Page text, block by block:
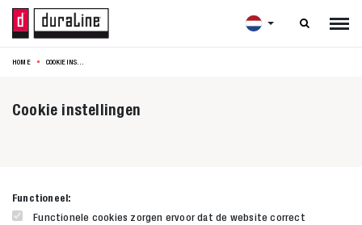

HOME COOKIE INSTELLINGEN
Cookie instellingen
Functioneel:
Functionele cookies zorgen ervoor dat de website correct